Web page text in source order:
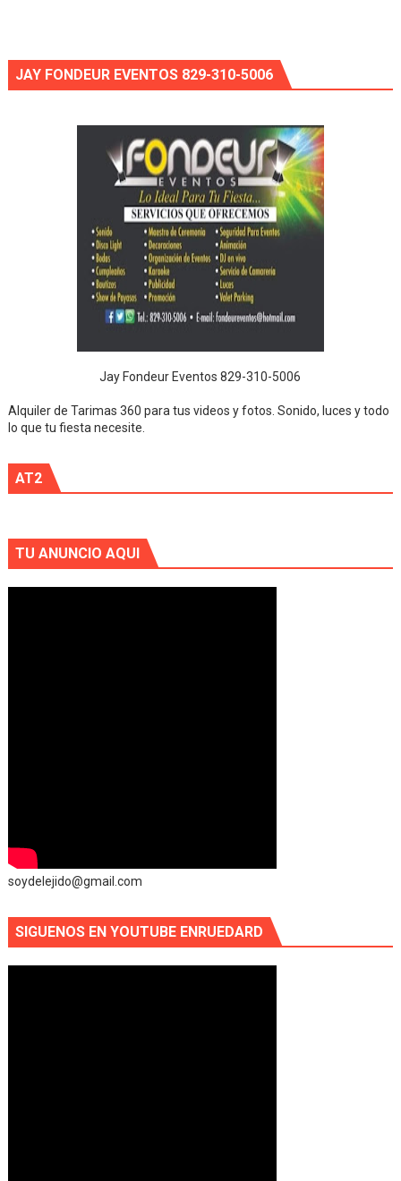
JAY FONDEUR EVENTOS 829-310-5006
Jay Fondeur Eventos 829-310-5006
Alquiler de Tarimas 360 para tus videos y fotos. Sonido, luces y todo
lo que tu fiesta necesite.
AT2
TU ANUNCIO AQUI
soydelejido@gmail.com
SIGUENOS EN YOUTUBE ENRUEDARD